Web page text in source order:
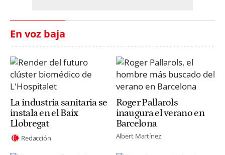
En voz baja
La industria sanitaria se
instala en el Baix
Llobregat
Redacción
Roger Pallarols
inaugura el verano en
Barcelona
Albert Martínez